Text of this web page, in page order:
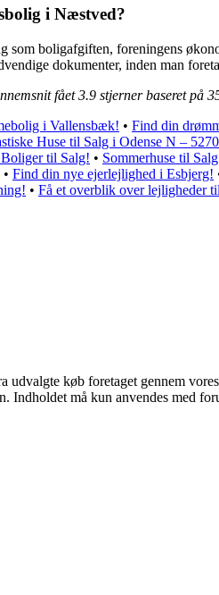
i Næstved?
boligafgiften, foreningens
dokumenter, inden man
fået3.9 stjerner baseret på
i Vallensbæk! • Find din
Huse til Salg i Odense N – 5270
til Salg! • Sommerhuse til
• Find din nye ejerlejlighed i Esbjerg!
• Få et overblik over lejligheder
køb foretaget gennem
Indholdet må kun anvendes med